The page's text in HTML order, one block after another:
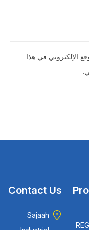
الإلكتروني في هذا
Contact Us
Sajaah